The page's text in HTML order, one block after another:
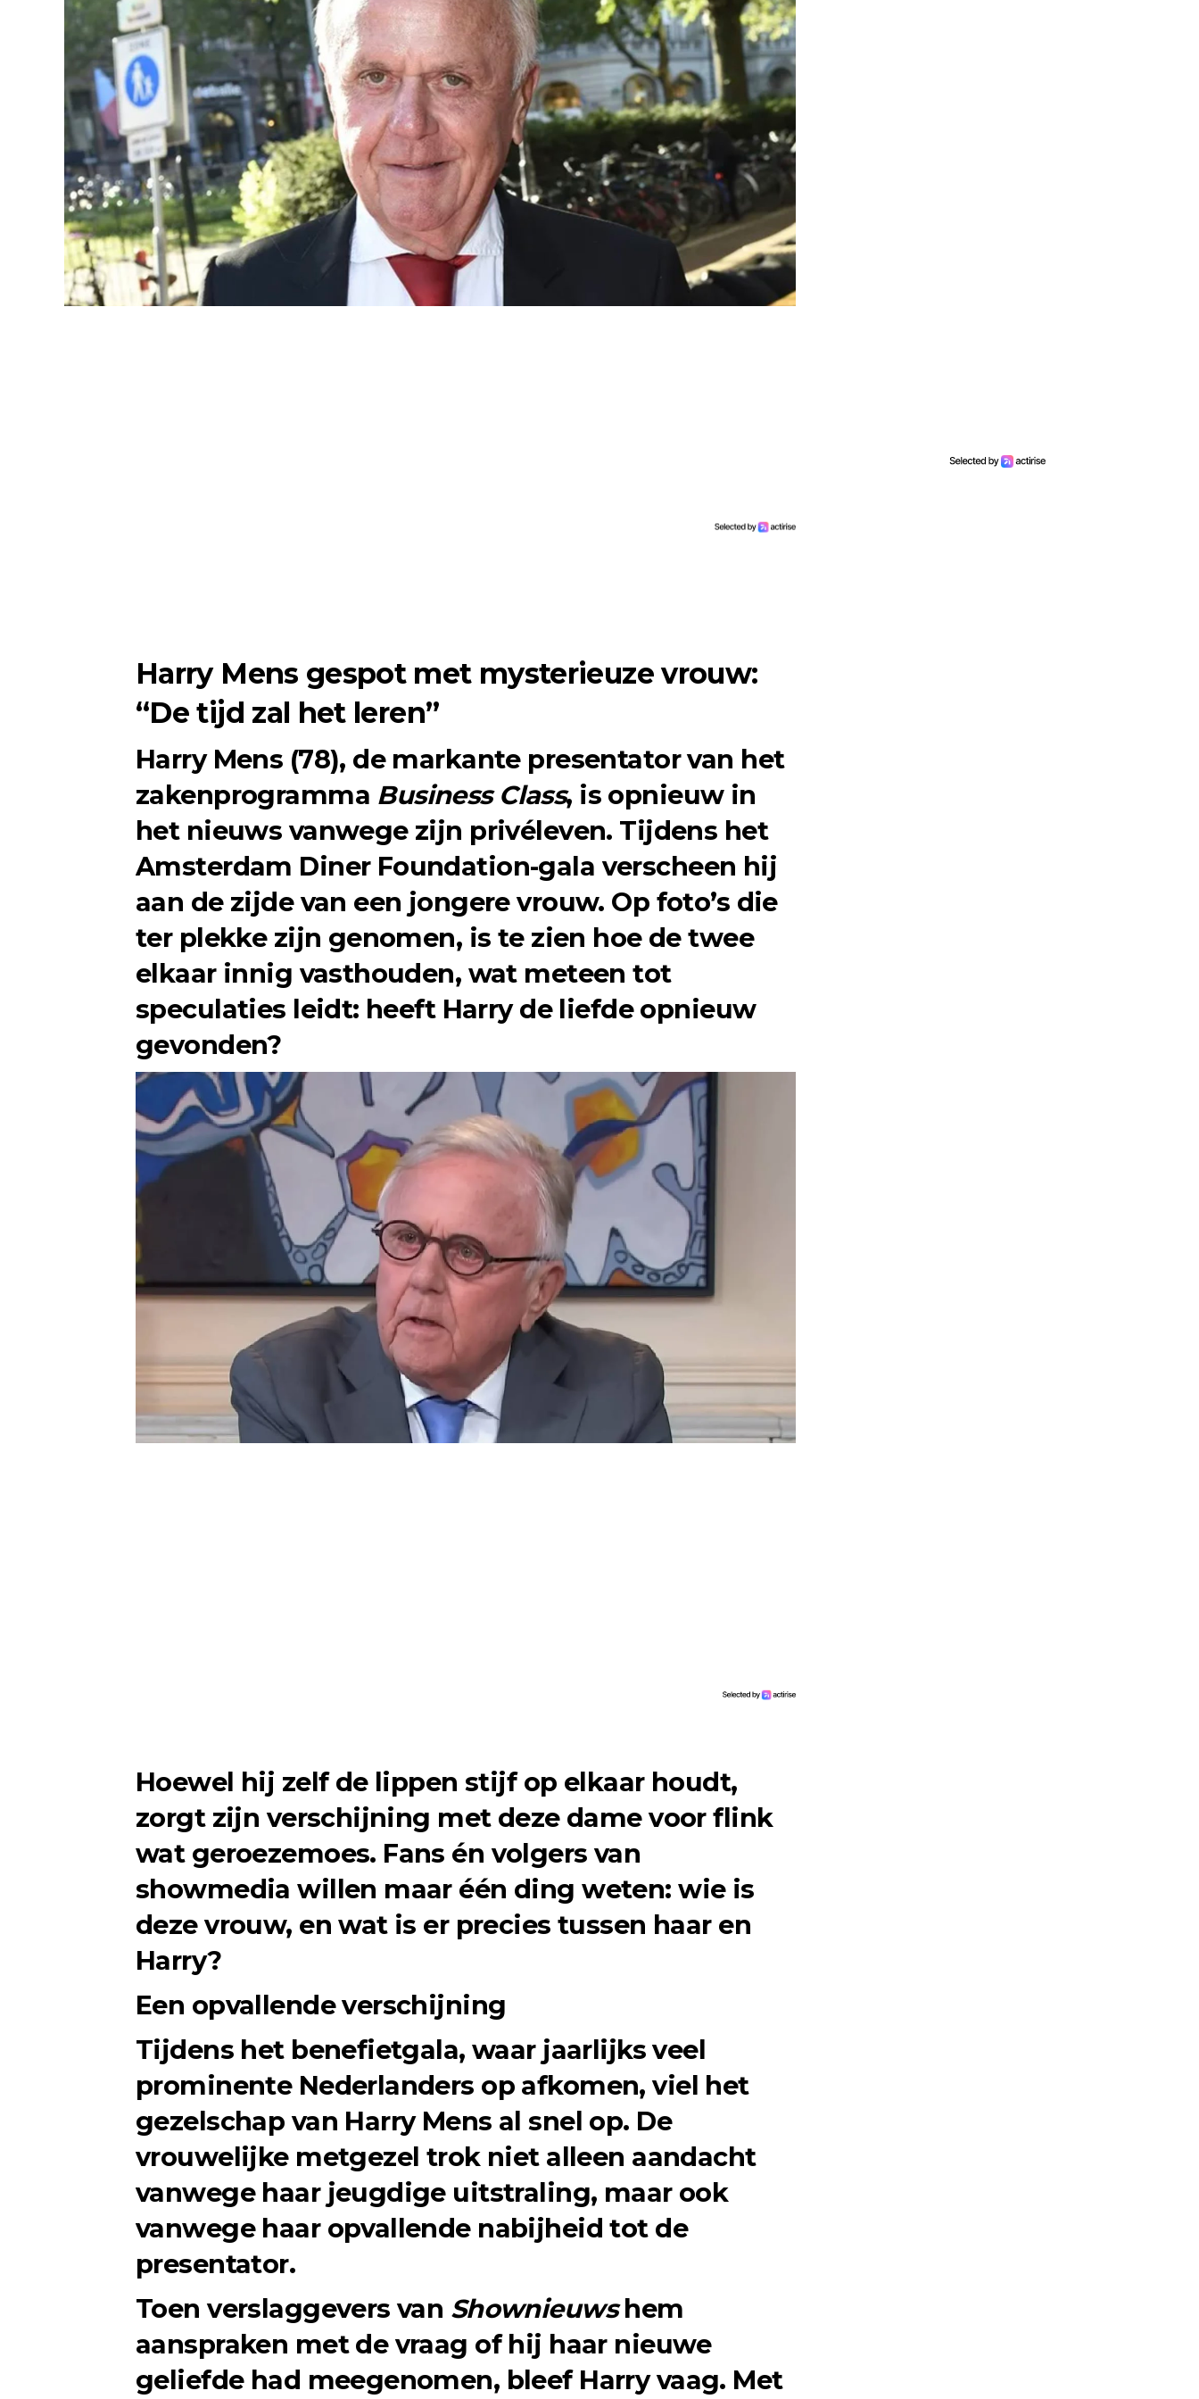
Harry Mens gespot met mysterieuze vrouw:
“De tijd zal het leren”
Harry Mens (78), de markante presentator van het
zakenprogramma Business Class, is opnieuw in
het nieuws vanwege zijn privéleven. Tijdens het
Amsterdam Diner Foundation-gala verscheen hij
aan de zijde van een jongere vrouw. Op foto’s die
ter plekke zijn genomen, is te zien hoe de twee
elkaar innig vasthouden, wat meteen tot
speculaties leidt: heeft Harry de liefde opnieuw
gevonden?
Hoewel hij zelf de lippen stijf op elkaar houdt,
zorgt zijn verschijning met deze dame voor flink
wat geroezemoes. Fans én volgers van
showmedia willen maar één ding weten: wie is
deze vrouw, en wat is er precies tussen haar en
Harry?
Een opvallende verschijning
Tijdens het benefietgala, waar jaarlijks veel
prominente Nederlanders op afkomen, viel het
gezelschap van Harry Mens al snel op. De
vrouwelijke metgezel trok niet alleen aandacht
vanwege haar jeugdige uitstraling, maar ook
vanwege haar opvallende nabijheid tot de
presentator.
Toen verslaggevers van Shownieuwshem
aanspraken met de vraag of hij haar nieuwe
geliefde had meegenomen, bleef Harry vaag. Met